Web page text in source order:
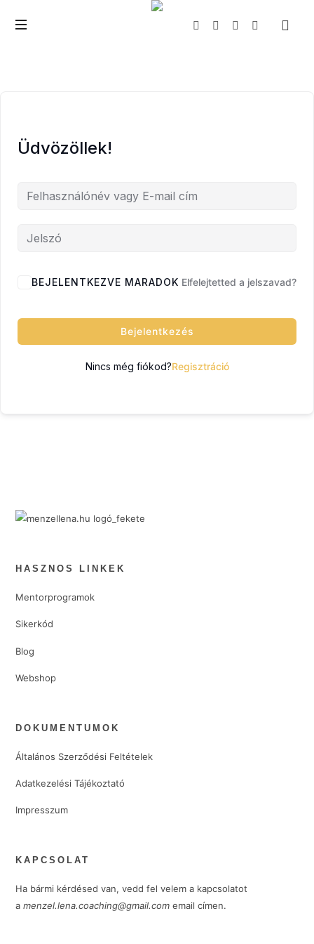
Wealth
Üdvözöllek!
BEJELENTKEZVE MARADOK Elfelejtetted a jelszavad?
Bejelentkezés
Nincs még fiókod?Regisztráció
HASZNOS LINKEK
Mentorprogramok
Sikerkód
Blog
Webshop
DOKUMENTUMOK
Általános Szerződési Feltételek
Adatkezelési Tájékoztató
Impresszum
KAPCSOLAT
Ha bármi kérdésed van, vedd fel velem a kapcsolatot
amenzel.lena.coaching@gmail.com email címen.